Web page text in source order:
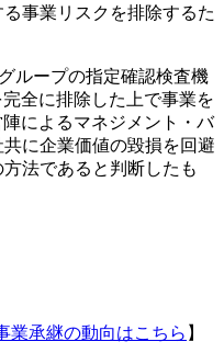
事業リスクを排除するた
ループの指定確認検査機
全に排除した上で事業を
によるマネジメント・バ
に企業価値の毀損を回避
法であると判断したも
業承継の動向はこちら 】